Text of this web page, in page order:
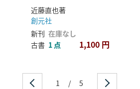
近藤直也著
創元社
新刊 在庫なし
古書 1 点 1,100 円
1 / 5